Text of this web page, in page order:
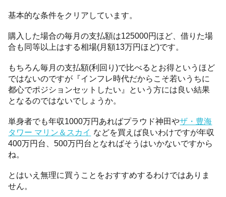
基本的な条件をクリアしています。
購入した場合の毎月の支払額は125000円ほど、借りた場
合も同等以上はする相場(月額13万円ほど)です。
もちろん毎月の支払額(利回り)で比べるとお得というほど
ではないのですが『インフレ時代だからこそ若いうちに
都心でポジションセットしたい』という方には良い結果
となるのではないでしょうか。
単身者でも年収1000万円あればプラウド神田やザ・豊海
タワー マリン＆スカイ などを買えば良いわけですが年収
400万円台、500万円台となればそうはいかないですから
ね。
とはいえ無理に買うことをおすすめするわけではありま
せん。